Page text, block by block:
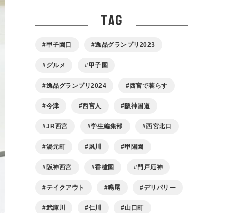
tag
甲子園口 逸品グランプリ2023
グルメ 甲子園
逸品グランプリ2024 西宮で暮らす
今津 西宮人 阪神国道
JR西宮 学生編集部 西宮北口
湯元町 夙川 甲陽園
阪神西宮 香櫨園 門戸厄神
テイクアウト 鳴尾 デリバリー
武庫川 仁川 山口町